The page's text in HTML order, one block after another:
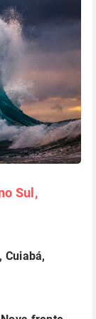
Sul,
Cuiabá,